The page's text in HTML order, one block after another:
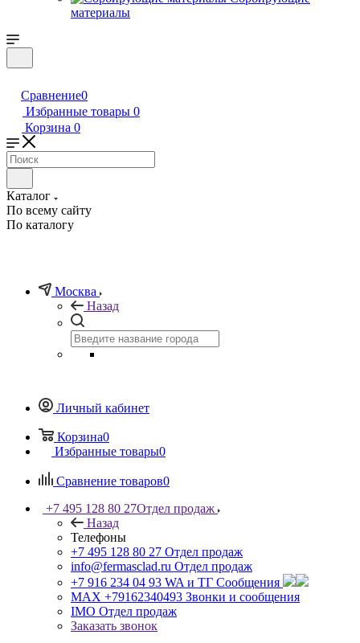
материалы
Сравнение0
Избранные товары 0
Корзина 0
Каталог
По всему сайту
По каталогу
Москва
Назад
Личный кабинет
Корзина0
Избранные товары0
Сравнение товаров0
+7 495 128 80 27Отдел продаж
Назад
Телефоны
+7 495 128 80 27 Отдел продаж
info@fermasclad.ru Отдел продаж
+7 916 234 04 93 WA и ТГ Сообщения
MAX +79162340493 Звонки и сообщения
IMO Отдел продаж
Заказать звонок